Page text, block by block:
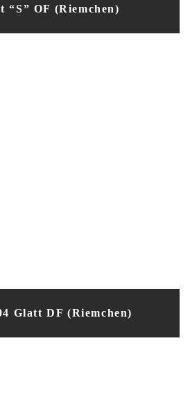
“S” OF (Riemchen)
Glatt DF (Riemchen)